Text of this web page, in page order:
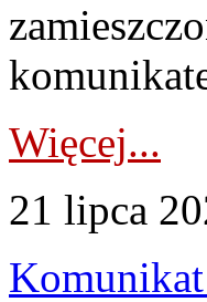
Więcej...
21 lipca